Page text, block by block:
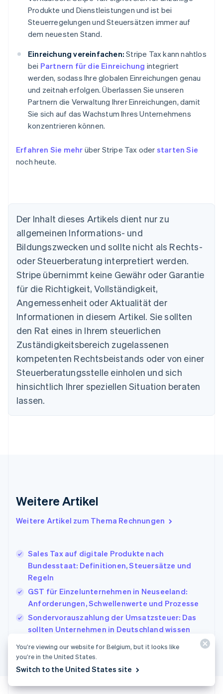
Produkte und Dienstleistungen und ist bei
Steuerregelungen und Steuersätzen immer auf
dem neuesten Stand.
Einreichung vereinfachen: Stripe Tax kann nahtlos
bei Partnern für die Einreichung integriert
werden, sodass Ihre globalen Einreichungen genau
und zeitnah erfolgen. Überlassen Sie unseren
Partnern die Verwaltung Ihrer Einreichungen, damit
Sie sich auf das Wachstum Ihres Unternehmens
konzentrieren können.
Erfahren Sie mehr über Stripe Tax oder starten Sie
noch heute.
Der Inhalt dieses Artikels dient nur zu
allgemeinen Informations- und
Bildungszwecken und sollte nicht als Rechts-
oder Steuerberatung interpretiert werden.
Stripe übernimmt keine Gewähr oder Garantie
für die Richtigkeit, Vollständigkeit,
Angemessenheit oder Aktualität der
Informationen in diesem Artikel. Sie sollten
den Rat eines in Ihrem steuerlichen
Zuständigkeitsbereich zugelassenen
kompetenten Rechtsbeistands oder von einer
Steuerberatungsstelle einholen und sich
hinsichtlich Ihrer speziellen Situation beraten
lassen.
Weitere Artikel
Weitere Artikel zum Thema Rechnungen
Sales Tax auf digitale Produkte nach
Bundesstaat: Definitionen, Steuersätze und
Regeln
GST für Einzelunternehmen in Neuseeland:
Anforderungen, Schwellenwerte und Prozesse
Sondervorauszahlung der Umsatzsteuer: Das
sollten Unternehmen in Deutschland wissen
Australien
Belgien
NederlandsFrançais DeutschEnglish
Brasilien
Português English
Bulgarien
English
Dänemark
English
Deutschland
Deutsch English
Estland
English
English
Indien
English
Italien
ItalianoEnglish
Japan
Kanada
EnglishFrançais
Kroatien
English Italiano
English
Liechtenstein
Deutsch English
English
You’re viewing our website for Belgium, but it looks like
you’re in the United States.
Switch to the United States site